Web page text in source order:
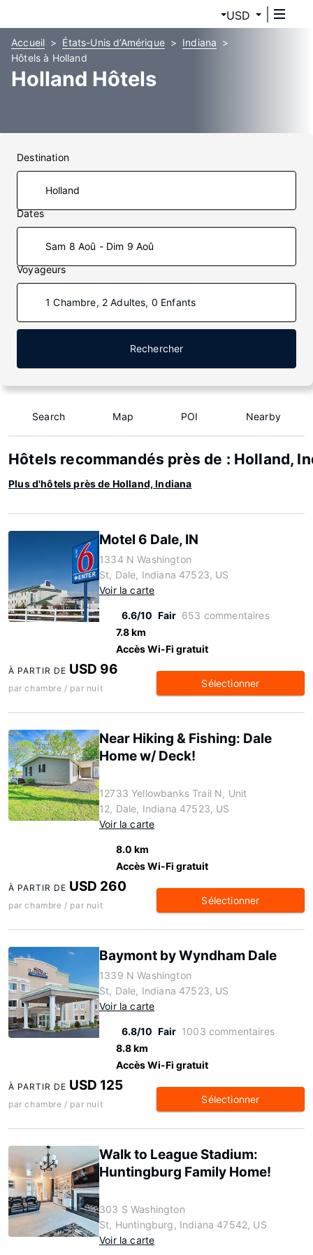
USD
Accueil États-Unis d’Amérique
Indiana
Hôtels à Holland
Holland Hôtels
Destination
Dates
Sam 8 Aoû - Dim 9 Aoû
Voyageurs
1 Chambre, 2 Adultes, 0 Enfants
Rechercher
Search Map POI Nearby
Hôtels recommandés près de : Holland,
Plus d'hôtels près de Holland, Indiana
Motel 6 Dale, IN
1334 N Washington
St, Dale, Indiana 47523, US
Voir la carte
6.6/10 Fair 653 commentaires
7.8 km
Accès Wi-Fi gratuit
À PARTIR DE USD 96
par chambre / par nuit Sélectionner
Near Hiking & Fishing: Dale
Home w/ Deck!
12733 Yellowbanks Trail N, Unit
12, Dale, Indiana 47523, US
Voir la carte
8.0 km
Accès Wi-Fi gratuit
À PARTIR DE USD 260
par chambre / par nuit Sélectionner
Baymont by Wyndham Dale
1339 N Washington
St, Dale, Indiana 47523, US
Voir la carte
6.8/10 Fair 1003 commentaires
8.8 km
Accès Wi-Fi gratuit
À PARTIR DE USD 125
par chambre / par nuit Sélectionner
Walk to League Stadium:
Huntingburg Family Home!
303 S Washington
St, Huntingburg, Indiana 47542, US
Voir la carte